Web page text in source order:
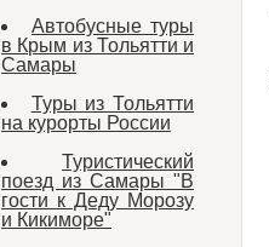
Автобусные туры
в Крым из Тольятти и
Самары
Туры из Тольятти
на курорты России
Туристический
поезд из Самары "В
гости к Деду Морозу
и Кикиморе"